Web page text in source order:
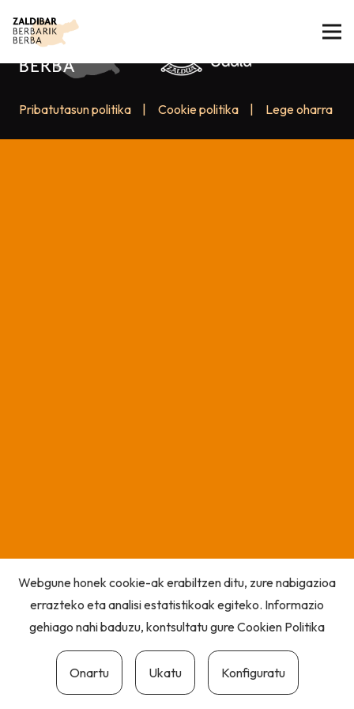
Pribatutasun politika Cookie politika Lege oharra
Webgune honek cookie-ak erabiltzen ditu, zure nabigazioa
errazteko eta analisi estatistikoak egiteko. Informazio
gehiago nahi baduzu, kontsultatu gureCookien Politika
Onartu Ukatu Konfiguratu